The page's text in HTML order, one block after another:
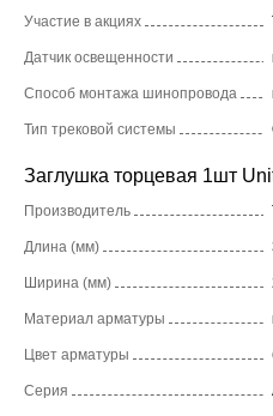
Участие в акциях
Датчик освещенности
Способ монтажа шинопровода
Тип трековой системы
Заглушка торцевая 1шт
Производитель
Длина (мм)
Ширина (мм)
Материал арматуры
Цвет арматуры
Серия